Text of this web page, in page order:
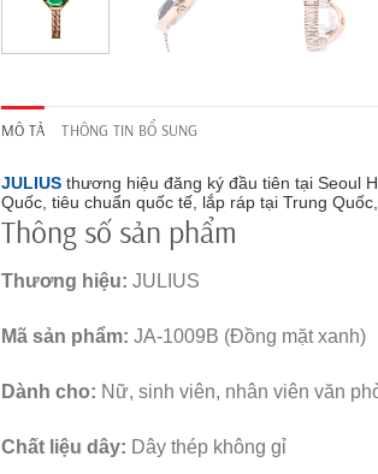
MÔ TẢ THÔNG TIN BỔ SUNG
JULIUS thương hiệu đăng ký đầu tiên tại Seoul
Quốc, tiêu chuẩn quốc tế, lắp ráp tại Trung
Thông số sản phẩm
Thương hiệu: JULIUS
Mã sản phẩm: JA-1009B (Đồng mặt xanh)
Dành cho: Nữ, sinh viên, nhân viên văn
Chất liệu dây: Dây thép không gỉ